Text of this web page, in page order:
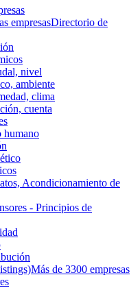
empresasDirectorio de
nivel
ambiente
clima
cuenta
humano
Acondicionamiento de
- Principios de
Más de 3300 empresas